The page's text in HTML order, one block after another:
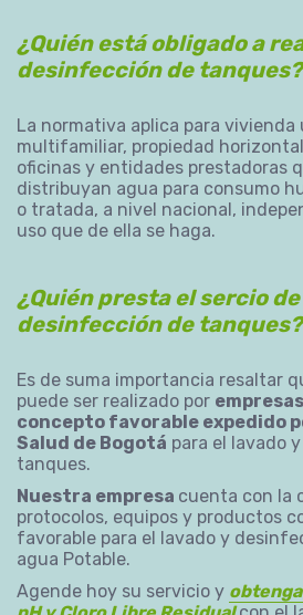
¿Quién está obligado a
desinfección de tanques?
La normativa aplica para vivienda
multifamiliar, propiedad
oficinas y entidades prestadoras
distribuyan agua para consumo
o tratada, a nivel nacional,
uso que de ella se haga.
¿Quién presta el sercio
desinfección de tanques?
Es de suma importancia resaltar
puede ser realizado por
concepto favorable expedido
Salud de Bogotá para el lavado
tanques.
Nuestra empresa cuenta con la
protocolos, equipos y productos
favorable para el lavado y
agua Potable.
Agende hoy su servicio y